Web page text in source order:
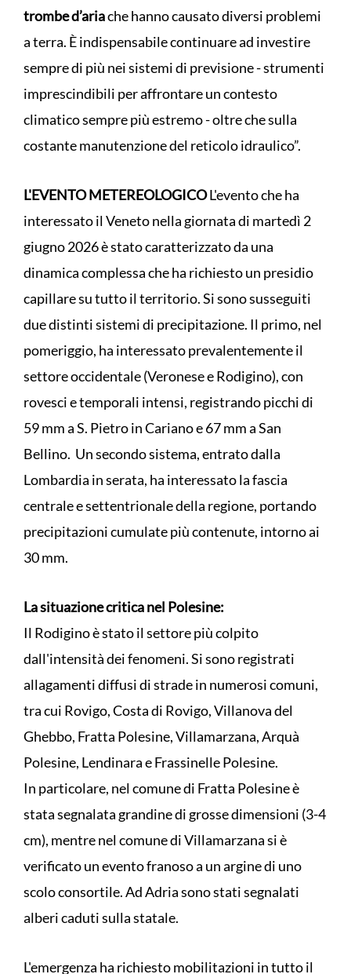
trombe d’ariache hanno causato diversi problemi
a terra. È indispensabile continuare ad investire
sempre di più nei sistemi di previsione - strumenti
imprescindibili per affrontare un contesto
climatico sempre più estremo - oltre che sulla
costante manutenzione del reticolo idraulico”.
L'EVENTO METEREOLOGICOL'evento che ha
interessato il Veneto nella giornata di martedì 2
giugno 2026 è stato caratterizzato da una
dinamica complessa che ha richiesto un presidio
capillare su tutto il territorio. Si sono susseguiti
due distinti sistemi di precipitazione. Il primo, nel
pomeriggio, ha interessato prevalentemente il
settore occidentale (Veronese e Rodigino), con
rovesci e temporali intensi, registrando picchi di
59 mm a S. Pietro in Cariano e 67 mm a San
Bellino. Un secondo sistema, entrato dalla
Lombardia in serata, ha interessato la fascia
centrale e settentrionale della regione, portando
precipitazioni cumulate più contenute, intorno ai
30 mm.
La situazione critica nel Polesine:
Il Rodigino è stato il settore più colpito
dall'intensità dei fenomeni. Si sono registrati
allagamenti diffusi di strade in numerosi comuni,
tra cui Rovigo, Costa di Rovigo, Villanova del
Ghebbo, Fratta Polesine, Villamarzana, Arquà
Polesine, Lendinara e Frassinelle Polesine.
In particolare, nel comune di Fratta Polesine è
stata segnalata grandine di grosse dimensioni (3-4
cm), mentre nel comune di Villamarzana si è
verificato un evento franoso a un argine di uno
scolo consortile. Ad Adria sono stati segnalati
alberi caduti sulla statale.
L'emergenza ha richiesto mobilitazioni in tutto il